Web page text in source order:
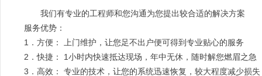
我们有专业的工程师和您沟通为您提出较合适的解决方案
服务优势：
1．方便： 上门维护，让您足不出户便可得到专业贴心的服务
2．快捷： 1小时内快速抵达现场，年中无休，随时解您燃眉
3．高效： 专业的技术，让您的系统迅速恢复，较大程度减